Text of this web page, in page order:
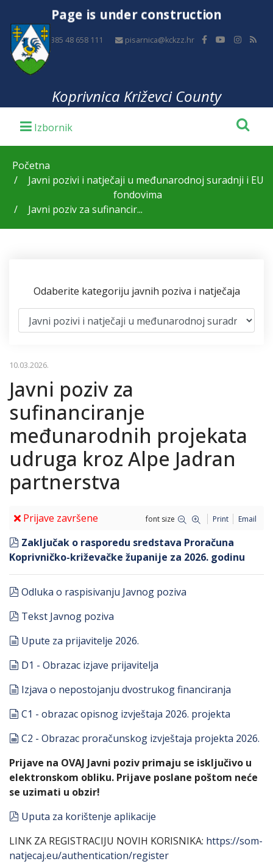
Page is under construction
+385 48 658 111 pisarnica@kckzz.hr
Koprivnica Križevci County
Početna
Javni pozivi i natječaji u međunarodnoj suradnji i EU
fondovima
Javni poziv za sufinancir...
Odaberite kategoriju javnih poziva i natječaja
10.03.2026.
Javni poziv za
sufinanciranje
međunarodnih projekata
udruga kroz Alpe Jadran
partnerstva
Prijave završene font size Print Email
pdf
Zaključak o rasporedu sredstava Proračuna
Koprivničko-križevačke županije za 2026. godinu
pdf
Odluka o raspisivanju Javnog poziva
pdf
Tekst Javnog poziva
document
Upute za prijavitelje 2026.
document
D1 - Obrazac izjave prijavitelja
document
Izjava o nepostojanju dvostrukog financiranja
document
C1 - obrazac opisnog izvještaja 2026. projekta
spreadsheet
C2 - Obrazac proračunskog izvještaja projekta 2026.
Prijave na OVAJ Javni poziv primaju se isključivo u
elektronskom obliku. Prijave poslane poštom neće
se uzimati u obzir!
pdf
Uputa za korištenje aplikacije
LINK ZA REGISTRACIJU NOVIH KORISNIKA: https://som-
natjecaj.eu/authentication/register